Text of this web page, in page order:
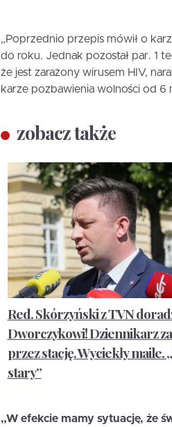
„Poprzednio przepis mówił o
do roku. Jednak pozostał par. 1
że jest zarażony wirusem HIV,
karze pozbawienia wolności od 6
zobacz także
Red. Skórzyński z TVN
Dworczykowi! Dziennikarz
przez stację. Wyciekły maile.
stary”
„W efekcie mamy sytuację, że